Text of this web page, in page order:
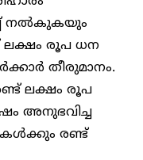
നല്‍കുകയും
ലക്ഷം രൂപ ധന
തീരുമാനം.
ലക്ഷം രൂപ
അനുഭവിച്ച
രണ്ട്